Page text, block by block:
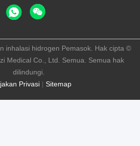
Privasi | Sitemap
inhalasi hidrogen Pemasok. Hak cipta ©
Medical Co., Ltd. Semua. Semua hak
dilindungi.